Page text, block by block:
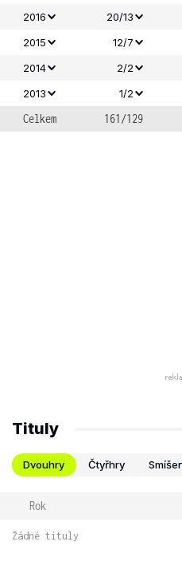
2016
20/13
2015
12/7
2014
2/2
2013
1/2
Celkem
161/129
Tituly
Dvouhry Čtyřhry
Rok
Žádné tituly